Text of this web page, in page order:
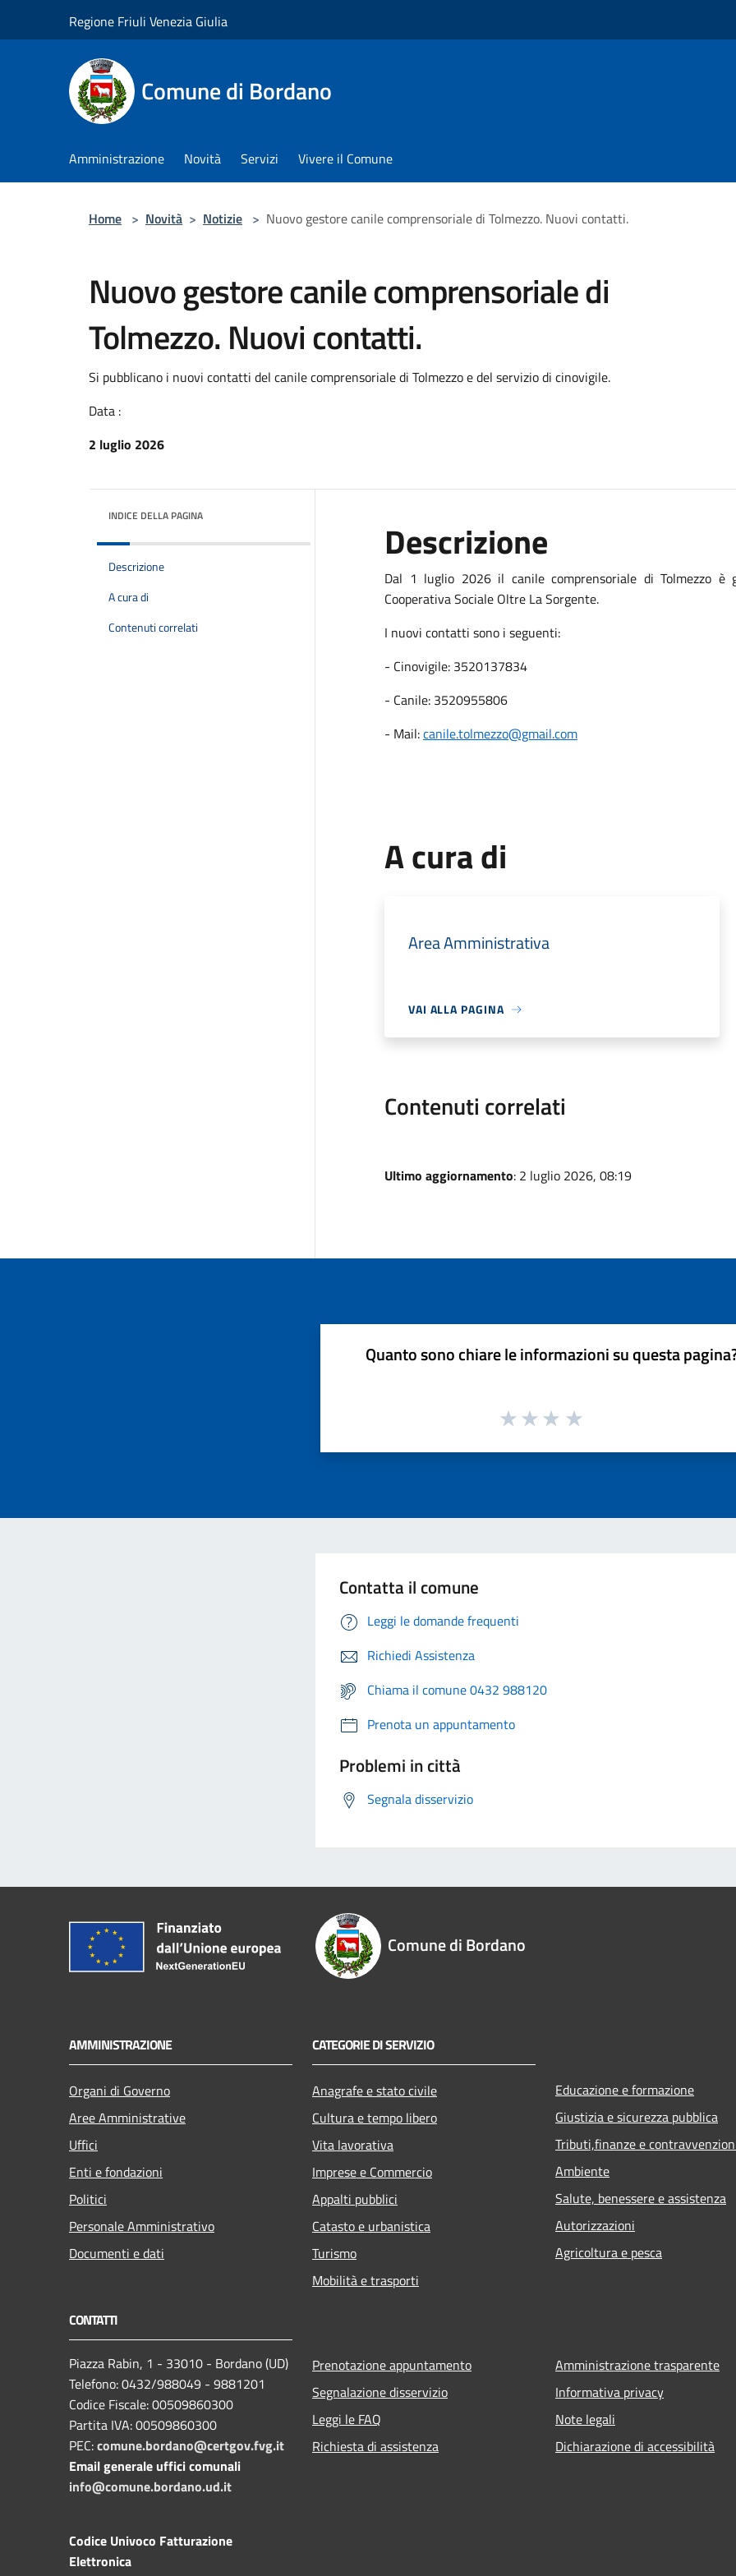
Regione Friuli Venezia Giulia
Comune di Bordano
Amministrazione Novità Servizi Vivere il Comune
Home > Novità > Notizie > Nuovo gestore canile comprensoriale di Tolmezzo. Nuovi contatti.
Nuovo gestore canile comprensoriale di
Tolmezzo. Nuovi contatti.
Si pubblicano i nuovi contatti del canile comprensoriale di Tolmezzo e del servizio di cinovigile.
Data :
2 luglio 2026
INDICE DELLA PAGINA
Descrizione
A cura di
Contenuti correlati
Descrizione
Dal 1 luglio 2026 il canile comprensoriale di Tolmezzo
Cooperativa Sociale Oltre La Sorgente.
I nuovi contatti sono i seguenti:
- Cinovigile: 3520137834
- Canile: 3520955806
- Mail:canile.tolmezzo@gmail.com
A cura di
Area Amministrativa
VAI ALLA PAGINA
Contenuti correlati
Ultimo aggiornamento: 2 luglio 2026, 08:19
Quanto sono chiare le informazioni su questa
Contatta il comune
Leggi le domande frequenti
Richiedi Assistenza
Chiama il comune 0432 988120
Prenota un appuntamento
Problemi in città
Segnala disservizio
Comune di Bordano
AMMINISTRAZIONE
Organi di Governo
Aree Amministrative
Uffici
Enti e fondazioni
Politici
Personale Amministrativo
Documenti e dati
CATEGORIE DI SERVIZIO
Anagrafe e stato civile
Cultura e tempo libero
Vita lavorativa
Imprese e Commercio
Appalti pubblici
Catasto e urbanistica
Turismo
Mobilità e trasporti
Educazione e formazione
Giustizia e sicurezza pubblica
Tributi,finanze e
Ambiente
Salute, benessere e assistenza
Autorizzazioni
Agricoltura e pesca
CONTATTI
Piazza Rabin, 1 - 33010 - Bordano (UD)
Telefono: 0432/988049 - 9881201
Codice Fiscale: 00509860300
Partita IVA: 00509860300
PEC:comune.bordano@certgov.fvg.it
Email generale uffici comunali
info@comune.bordano.ud.it
Codice Univoco Fatturazione
Elettronica
Prenotazione appuntamento
Segnalazione disservizio
Leggi le FAQ
Richiesta di assistenza
Amministrazione trasparente
Informativa privacy
Note legali
Dichiarazione di accessibilità